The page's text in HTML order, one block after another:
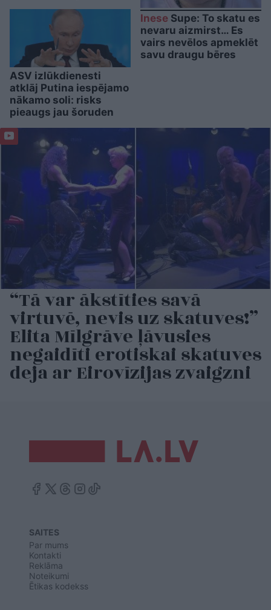
ASV izlūkdienesti
atklāj Putina iespējamo
nākamo soli: risks
pieaugs jau šoruden
Inese Supe: To skatu es
nevaru aizmirst… Es
vairs nevēlos apmeklēt
savu draugu bēres
“Tā var ākstīties savā
virtuvē, nevis uz skatuves!”
Elita Mīlgrāve ļāvusies
negaidīti erotiskai skatuves
deja ar Eirovīzijas zvaigzni
SAITES
Par mums
Kontakti
Reklāma
Noteikumi
Ētikas kodekss